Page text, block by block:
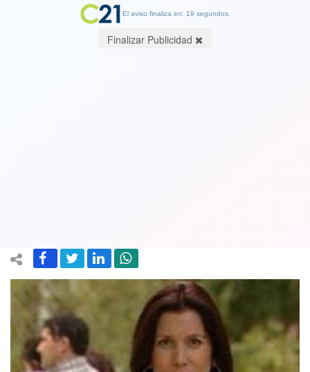
El aviso finaliza en: 19 segundos.
Finalizar Publicidad